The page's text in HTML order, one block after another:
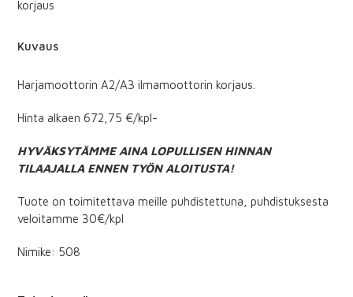
korjaus
Kuvaus
Harjamoottorin A2/A3 ilmamoottorin korjaus.
Hinta alkaen 672,75 €/kpl-
HYVÄKSYTÄMME AINA LOPULLISEN HINNAN
TILAAJALLA ENNEN TYÖN ALOITUSTA!
Tuote on toimitettava meille puhdistettuna, puhdistuksesta
veloitamme 30€/kpl
Nimike: 508